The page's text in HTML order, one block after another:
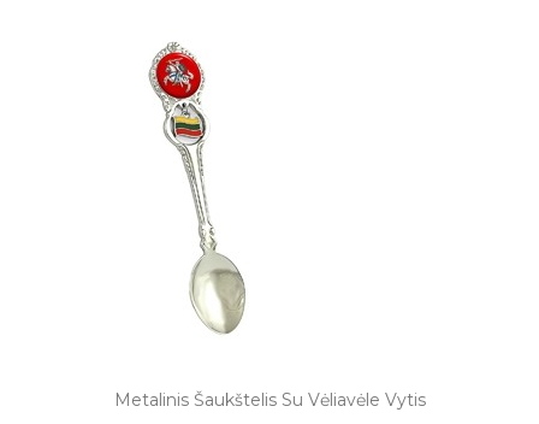
Metalinis Šaukštelis Su Vėliavėle Vytis